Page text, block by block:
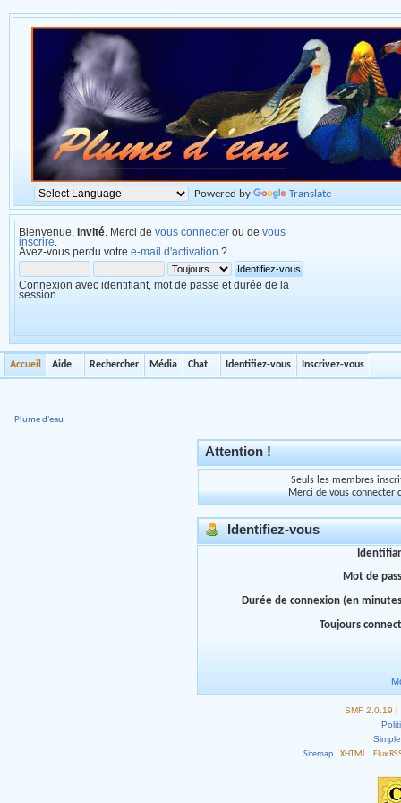
Powered by Translate
Bienvenue, Invité . Merci de vous connecter ou de vous
inscrire
Avez-vous perdu votre e-mail d'activation ?
Connexion avec identifiant, mot de passe et durée de la
session
Accueil Aide Rechercher Média Chat Identifiez-vous Inscrivez-vous
Plume d'eau
Attention !
Seuls les membres
Merci de vous connecter
Identifiez-vous
Mot de
Durée de connexion (en
Toujours
SMF 2.0.19 |
Sitemap
XHTML Flux